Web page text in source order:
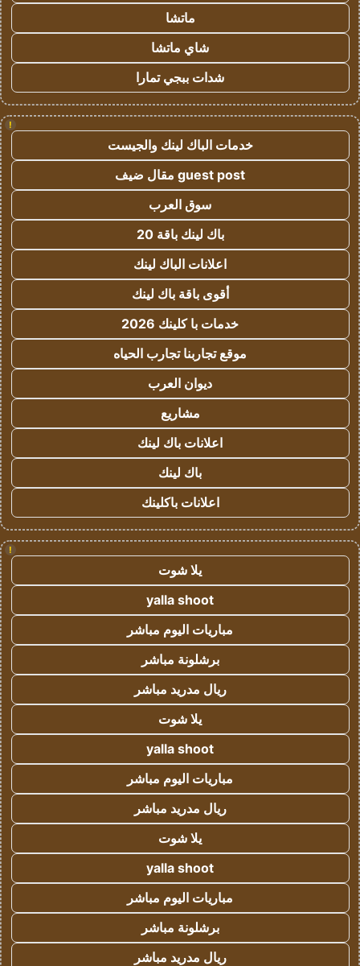
ماتشا
شاي ماتشا
شدات ببجي تمارا
!
خدمات الباك لينك والجيست
guest post مقال ضيف
سوق العرب
باك لينك باقة 20
اعلانات الباك لينك
أقوى باقة باك لينك
خدمات با كلينك 2026
موقع تجاربنا تجارب الحياه
ديوان العرب
مشاريع
اعلانات باك لينك
باك لينك
اعلانات باكلينك
!
يلا شوت
yalla shoot
مباريات اليوم مباشر
برشلونة مباشر
ريال مدريد مباشر
يلا شوت
yalla shoot
مباريات اليوم مباشر
ريال مدريد مباشر
يلا شوت
yalla shoot
مباريات اليوم مباشر
برشلونة مباشر
ريال مدريد مباشر